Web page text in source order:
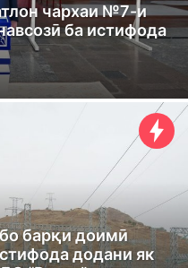
чархаи №7-и
ба истифода
барқи доимӣ
додани як